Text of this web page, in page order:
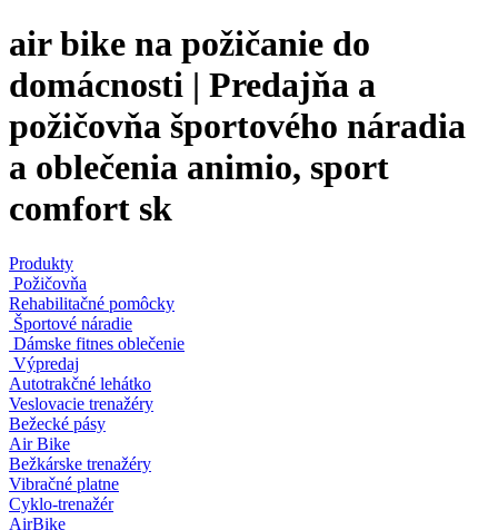
air bike na požičanie do
domácnosti | Predajňa a
požičovňa športového náradia
a oblečenia animio, sport
comfort sk
Produkty
Požičovňa
Rehabilitačné pomôcky
Športové náradie
Dámske fitnes oblečenie
Výpredaj
Autotrakčné lehátko
Veslovacie trenažéry
Bežecké pásy
Air Bike
Bežkárske trenažéry
Vibračné platne
Cyklo-trenažér
AirBike